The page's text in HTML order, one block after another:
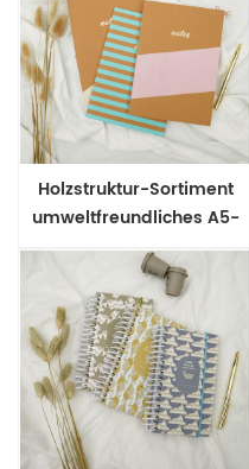
Holzstruktur-Sortiment
umweltfreundliches A5-
Nähheft-Notizbuch